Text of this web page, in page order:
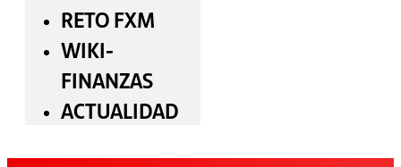
RETO FXM
WIKI-
FINANZAS
ACTUALIDAD